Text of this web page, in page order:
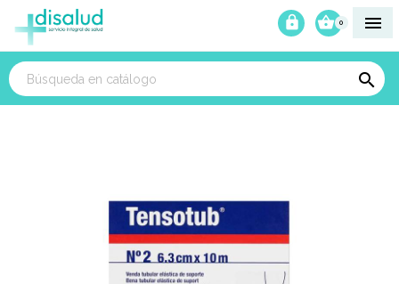

0


